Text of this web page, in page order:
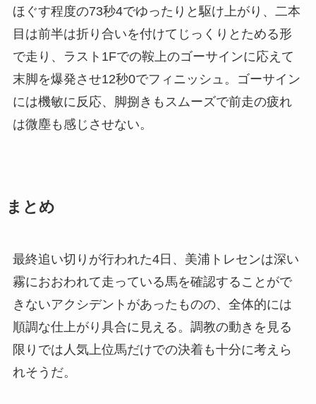
ほぐす程度の73秒4でゆったりと駆け上がり、二本
目は前半は折り合いを付けてじっくりとためる形
で走り、ラスト1Fでの鞍上のゴーサインに応えて
末脚を爆発させ12秒0でフィニッシュ。ゴーサイン
には機敏に反応、脚捌きもスムーズで前走の疲れ
は微塵も感じさせない。
まとめ
最終追い切りが行われた4日、美浦トレセンは深い
霧におおわれて走っている馬を確認することがで
きないアクシデントがあったものの、全体的には
順調な仕上がり具合に見える。調教の動きを見る
限りでは人気上位馬だけでの決着も十分に考えら
れそうだ。